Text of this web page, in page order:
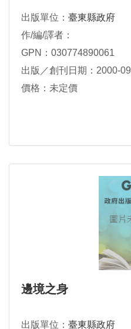
出版單位： 臺東縣政府
作/編/譯者：
GPN：030774890061
出版／創刊日期：2000-09
價格：未定價
邊境之身
出版單位： 臺東縣政府